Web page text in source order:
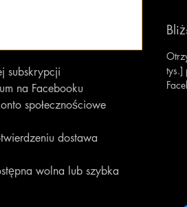
subskrypcji
na Facebooku
społecznościowe
dostawa
wolna lub szybka
tys.]